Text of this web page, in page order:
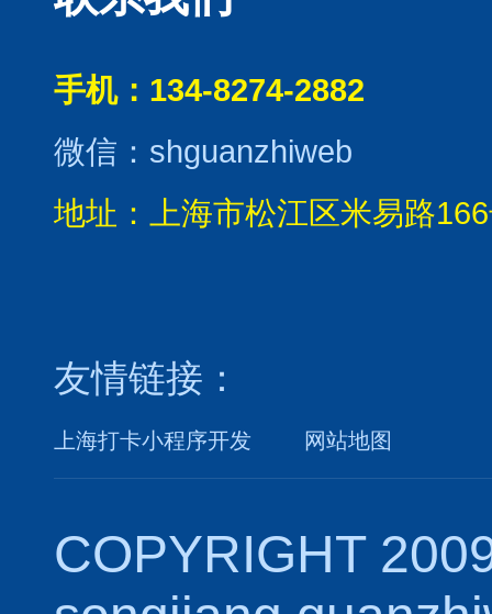
手机：134-8274-2882
微信：shguanzhiweb
地址：上海市松江区米易路
友情链接：
上海打卡小程序开发 网站地图
COPYRIGHT